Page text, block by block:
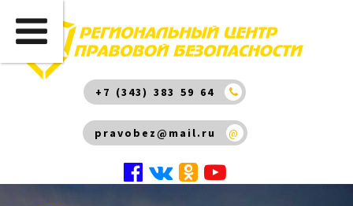
+7 (343) 383 59 64
pravobez@mail.ru @